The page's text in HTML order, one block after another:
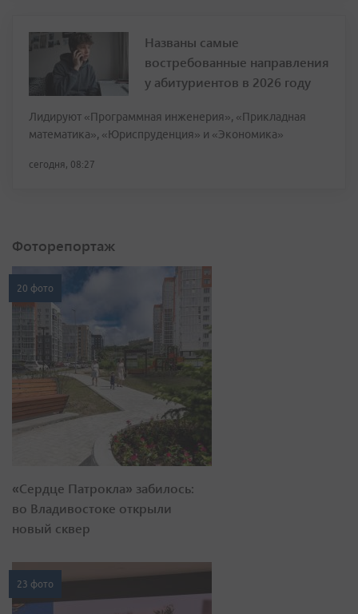
Названы самые
востребованные направления
у абитуриентов в 2026 году
Лидируют «Программная инженерия», «Прикладная
математика», «Юриспруденция» и «Экономика»
сегодня, 08:27
Фоторепортаж
20 фото
«Сердце Патрокла» забилось:
во Владивостоке открыли
новый сквер
23 фото